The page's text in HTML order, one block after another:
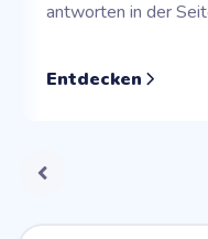
antworten in der
Entdecken